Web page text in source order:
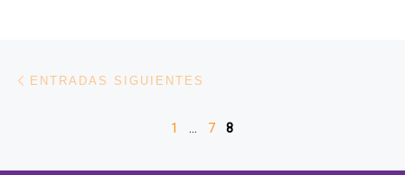
Navegación de entradas
ENTRADAS SIGUIENTES
1 … 7 8